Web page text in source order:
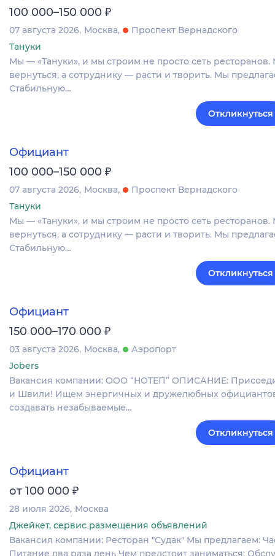
100 000–150 000 ₽
07 августа 2026 Москва
Проспект Вернадского
Тануки
Мы — «Тануки», и мы строим не просто сеть ресторанов.
вернуться, а сотруднику — расти и творить. Мы
Стабильную…
Откликнуться
Официант
100 000–150 000 ₽
07 августа 2026 Москва
Проспект Вернадского
Тануки
Мы — «Тануки», и мы строим не просто сеть ресторанов.
вернуться, а сотруднику — расти и творить. Мы
Стабильную…
Откликнуться
Официант
150 000–170 000 ₽
03 августа 2026 Москва
Аэропорт
Jobers
Вакансия компании: ООО “НОТЕП” ОПИСАНИЕ:
и Швили! Ищем энергичных и дружелюбных
создавать незабываемые…
Откликнуться
Официант
от 100 000 ₽
28 июля 2026 Москва
Джейкет, сервис размещения объявлений
Вакансия компании: Ресторан "Судак" Мы предлагаем:
Питание два раза день Чем предстоит заниматься: